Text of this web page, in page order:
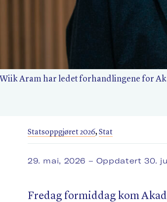
Aram har ledet forhandlingene for
Statsoppgjøret 2026, Stat
29. mai, 2026 – Oppdatert 30.
Fredag formiddag kom